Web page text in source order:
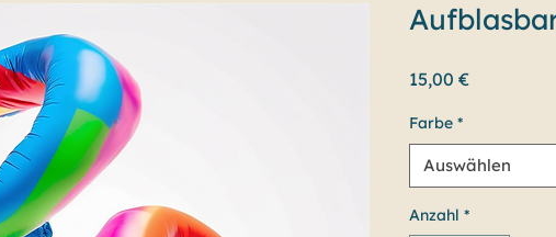
15,00 €Preis
Farbe *
Auswählen
Anzahl *